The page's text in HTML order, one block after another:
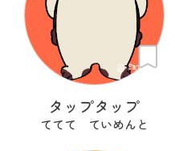
タップタップ
ててて ていめんと